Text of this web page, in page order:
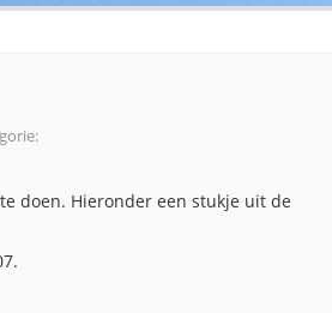
doen. Hieronder een stukje uit de